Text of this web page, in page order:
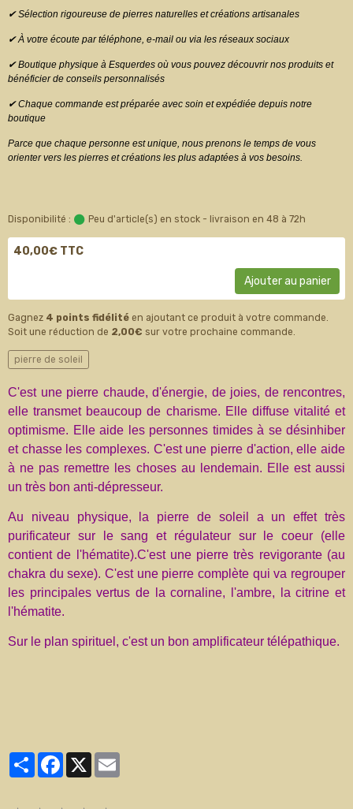
✔ Sélection rigoureuse de pierres naturelles et créations artisanales
✔ À votre écoute par téléphone, e-mail ou via les réseaux sociaux
✔ Boutique physique à Esquerdes où vous pouvez découvrir nos produits et
bénéficier de conseils personnalisés
✔ Chaque commande est préparée avec soin et expédiée depuis notre
boutique
Parce que chaque personne est unique, nous prenons le temps de vous
orienter vers les pierres et créations les plus adaptées à vos besoins.
Disponibilité : Peu d'article(s) en stock - livraison en 48 à 72h
40,00€ TTC
Ajouter au panier
Gagnez 4 points fidélité en ajoutant ce produit à votre commande.
Soit une réduction de 2,00€ sur votre prochaine commande.
pierre de soleil
C'est une pierre chaude, d'énergie, de joies, de rencontres,
elle transmet beaucoup de charisme. Elle diffuse vitalité et
optimisme. Elle aide les personnes timides à se désinhiber
et chasse les complexes. C'est une pierre d'action, elle aide
à ne pas remettre les choses au lendemain. Elle est aussi
un très bon anti-dépresseur.
Au niveau physique, la pierre de soleil a un effet très
purificateur sur le sang et régulateur sur le coeur (elle
contient de l'hématite).C'est une pierre très revigorante (au
chakra du sexe). C'est une pierre complète qui va regrouper
les principales vertus de la cornaline, l'ambre, la citrine et
l'hématite.
Sur le plan spirituel, c'est un bon amplificateur télépathique.
PartagerFacebook